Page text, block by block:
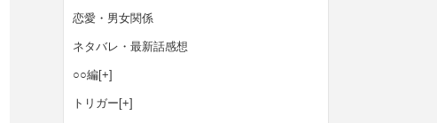
恋愛・男女関係
ネタバレ・最新話感想
○○編[+]
トリガー [+]